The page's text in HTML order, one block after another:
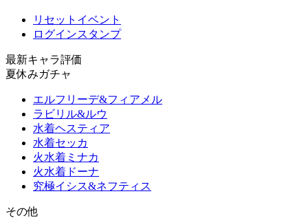
リセットイベント
ログインスタンプ
最新キャラ評価
夏休みガチャ
エルフリーデ&フィアメル
ラビリル&ルウ
水着ヘスティア
水着セッカ
火水着ミナカ
火水着ドーナ
究極イシス&ネフティス
その他